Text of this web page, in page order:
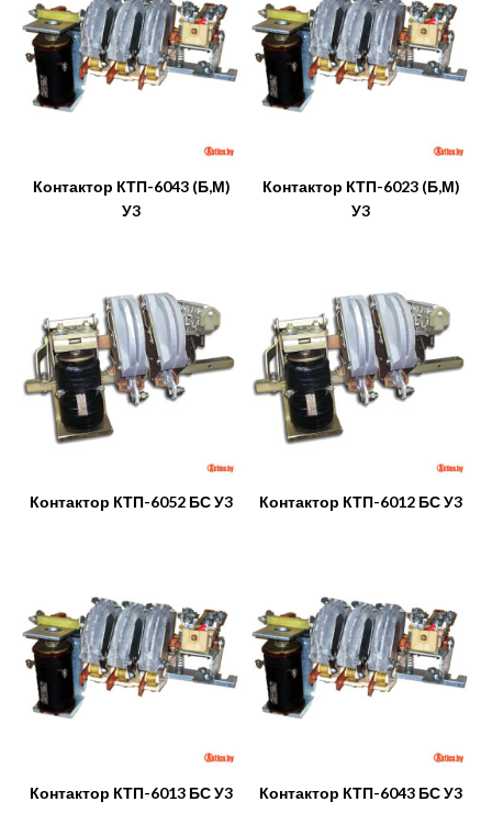
Контактор КТП-6043 (Б,М)
У3
Контактор КТП-6023 (Б,М)
У3
Контактор КТП-6052 БС У3 Контактор КТП-6012 БС У3
Контактор КТП-6013 БС У3 Контактор КТП-6043 БС У3